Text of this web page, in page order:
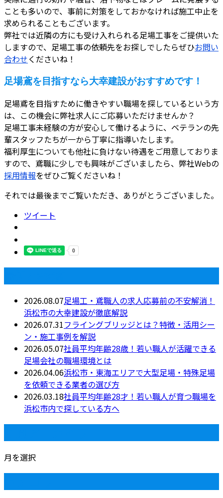
ことも多いので、事前に対策をしておかなければ施工中止を
求められることもございます。
弊社では近隣の方にも受け入れられる足場工事をご提供いた
しますので、足場工事の依頼先をお探しでしたらぜひお問い
合わせくださいね！
足場鳶を目指すなら大幸建設がおすすめです！
足場鳶を目指すために働きやすい職場を探しているという方
は、この機会に弊社求人にご応募いただけませんか？
足場工事未経験の方が安心して働けるように、ベテランの先
輩スタッフたちが一から丁寧に指導いたします。
福利厚生についても他社に負けない待遇をご用意しておりま
すので、鳶職に少しでも興味がございましたら、弊社Webの
採用情報をぜひご覧くださいね！
それでは最後までご覧いただき、ありがとうございました。
ツイート
2026.08.07足場工・鳶職人の求人応募前の不安解消！
浜松市の大幸建設が徹底解説
2026.07.31フライングブリッジとは？特徴・活用シー
ン・施工事例を解説
2026.05.07社員平均年齢28歳！若い職人が活躍できる
足場会社の職場環境とは
2026.04.06浜松市・東海エリアで大型足場・特殊足場
を依頼できる業者の選び方
2026.03.18社員平均年齢28才！若い職人が育つ職場を
浜松市内で探している方へ
月を選択